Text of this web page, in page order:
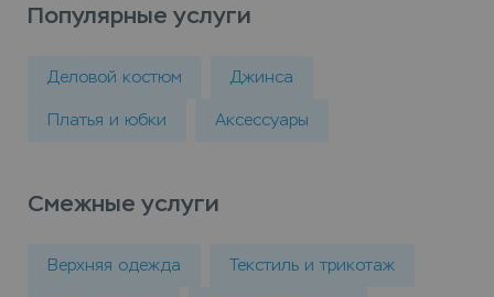
Популярные услуги
Деловой костюм Джинса
Платья и юбки Аксессуары
Смежные услуги
Верхняя одежда Текстиль и трикотаж